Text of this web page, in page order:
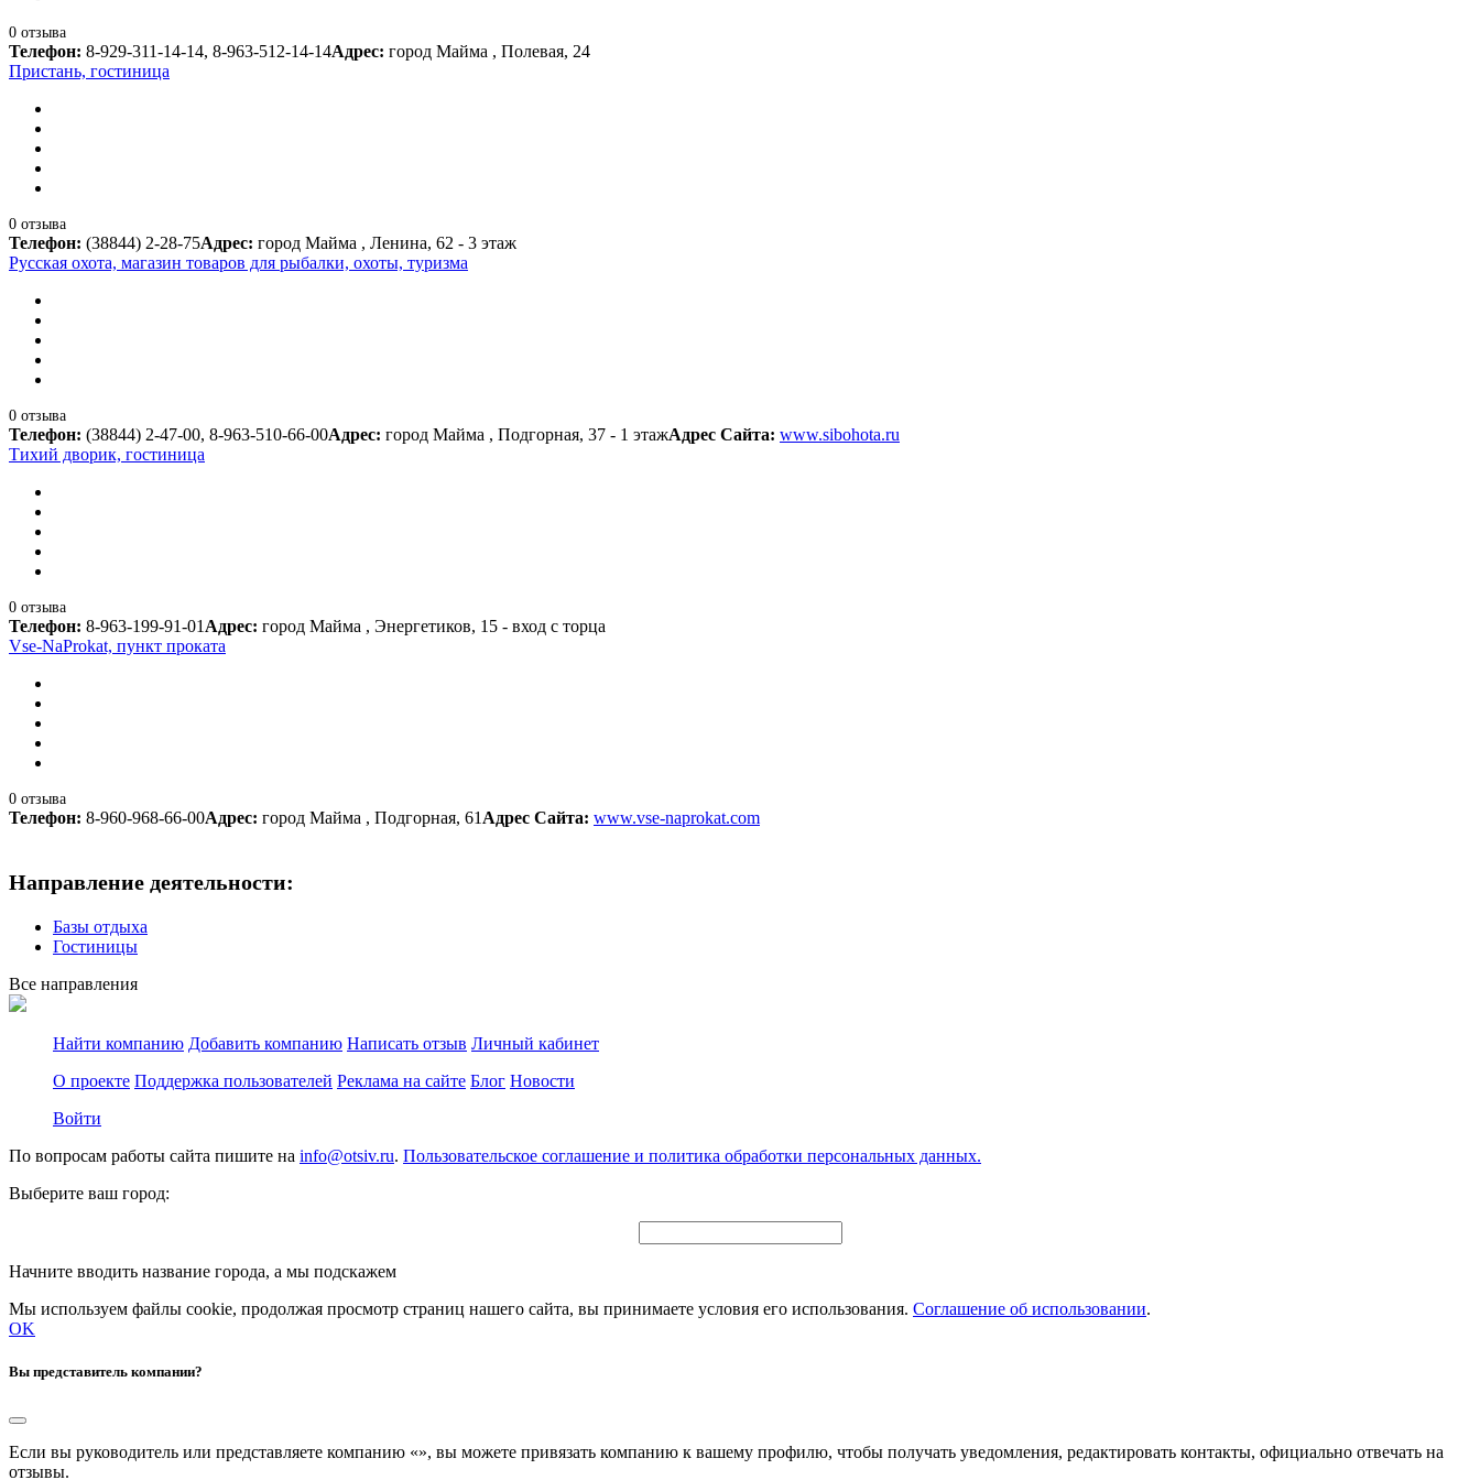
0 отзыва
Телефон: 8-929-311-14-14, 8-963-512-14-14Адрес: город Майма , Полевая, 24
Пристань, гостиница
0 отзыва
Телефон: (38844) 2-28-75Адрес: город Майма , Ленина, 62 - 3 этаж
Русская охота, магазин товаров для рыбалки, охоты, туризма
0 отзыва
Телефон: (38844) 2-47-00, 8-963-510-66-00Адрес: город Майма , Подгорная, 37 - 1 этажАдрес Сайта: www.sibohota.ru
Тихий дворик, гостиница
0 отзыва
Телефон: 8-963-199-91-01 Адрес: город Майма , Энергетиков, 15 - вход с торца
Vse-NaProkat, пункт проката
0 отзыва
Телефон: 8-960-968-66-00Адрес: город Майма , Подгорная, 61 Адрес Сайта: www.vse-naprokat.com
Направление деятельности:
Базы отдыха
Гостиницы
Все направления
Найти компанию Добавить компанию Написать отзыв Личный кабинет
О проекте Поддержка пользователей Реклама на сайте Блог Новости
Войти
По вопросам работы сайта пишите на info@otsiv.ru. Пользовательское соглашение и политика обработки персональных данных.
Выберите ваш город:
Начните вводить название города, а мы подскажем
Мы используем файлы cookie, продолжая просмотр страниц нашего сайта, вы принимаете условия его использования. Соглашение об использовании.
OK
Вы представитель компании?
Если вы руководитель или представляете компанию «», вы можете привязать компанию к вашему профилю, чтобы получать уведомления, редактировать контакты, официально отвечать на
отзывы.